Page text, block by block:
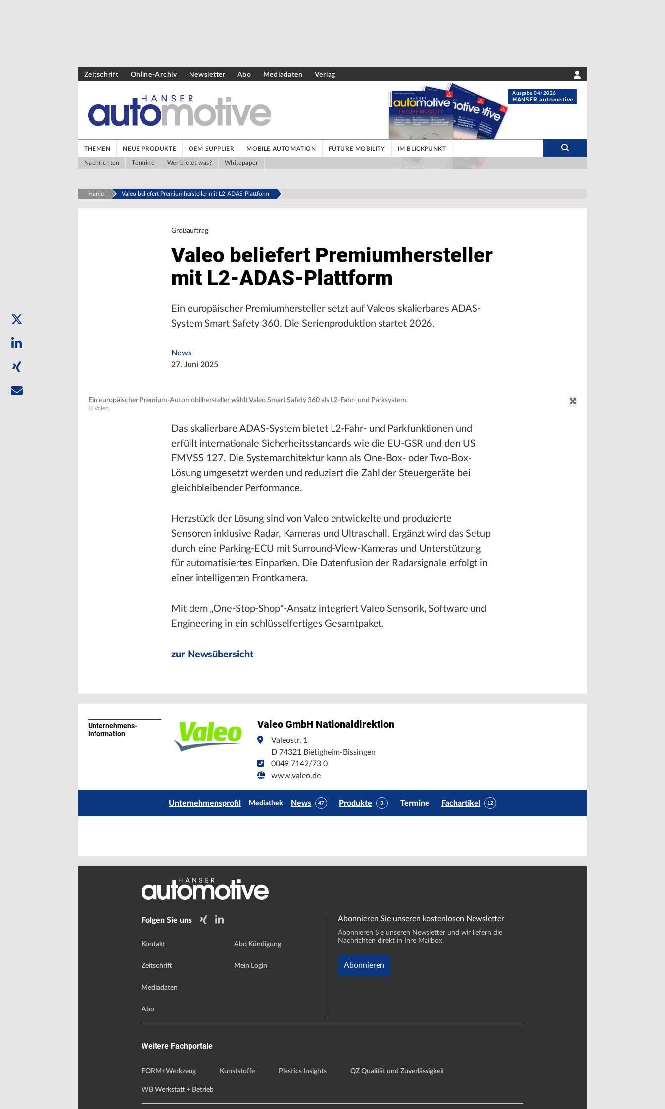
Zeitschrift Online-Archiv Newsletter Abo Mediadaten Verlag
Ausgabe 04/2026
HANSER automotive
THEMEN NEUE PRODUKTE OEM SUPPLIER MOBILE AUTOMATION FUTURE MOBILITY IM BLICKPUNKT
Nachrichten Termine Wer bietet was? Whitepaper
Home Valeo beliefert Premiumhersteller mit L2-ADAS-Plattform
Großauftrag
Valeo beliefert Premiumhersteller
mit L2-ADAS-Plattform
Ein europäischer Premiumhersteller setzt auf Valeos skalierbares ADAS-
System Smart Safety 360. Die Serienproduktion startet 2026.
News
27. Juni 2025
Ein europäischer Premium-Automobilhersteller wählt Valeo Smart Safety 360 als L2-Fahr- und Parksystem.
© Valeo
Das skalierbare ADAS-System bietet L2-Fahr- und Parkfunktionen und
erfüllt internationale Sicherheitsstandards wie die EU-GSR und den US
FMVSS 127. Die Systemarchitektur kann als One-Box- oder Two-Box-
Lösung umgesetzt werden und reduziert die Zahl der Steuergeräte bei
gleichbleibender Performance.
Herzstück der Lösung sind von Valeo entwickelte und produzierte
Sensoren inklusive Radar, Kameras und Ultraschall. Ergänzt wird das Setup
durch eine Parking-ECU mit Surround-View-Kameras und Unterstützung
für automatisiertes Einparken. Die Datenfusion der Radarsignale erfolgt in
einer intelligenten Frontkamera.
Mit dem „One-Stop-Shop“-Ansatz integriert Valeo Sensorik, Software und
Engineering in ein schlüsselfertiges Gesamtpaket.
zur Newsübersicht
Unternehmens­
information
Valeo GmbH Nationaldirektion
Valeostr. 1
D 74321 Bietigheim-Bissingen
0049 7142/73 0
www.valeo.de
Unternehmensprofil Mediathek News 47 Produkte 3 Termine Fachartikel 12
Folgen Sie uns
Kontakt
Zeitschrift
Mediadaten
Abo
Abo Kündigung
Mein Login
Abonnieren Sie unseren kostenlosen Newsletter
Abonnieren Sie unseren Newsletter und wir liefern die
Nachrichten direkt in Ihre Mailbox.
Abonnieren
Weitere Fachportale
FORM+Werkzeug Kunststoffe Plastics Insights QZ Qualität und Zuverlässigkeit
WB Werkstatt + Betrieb